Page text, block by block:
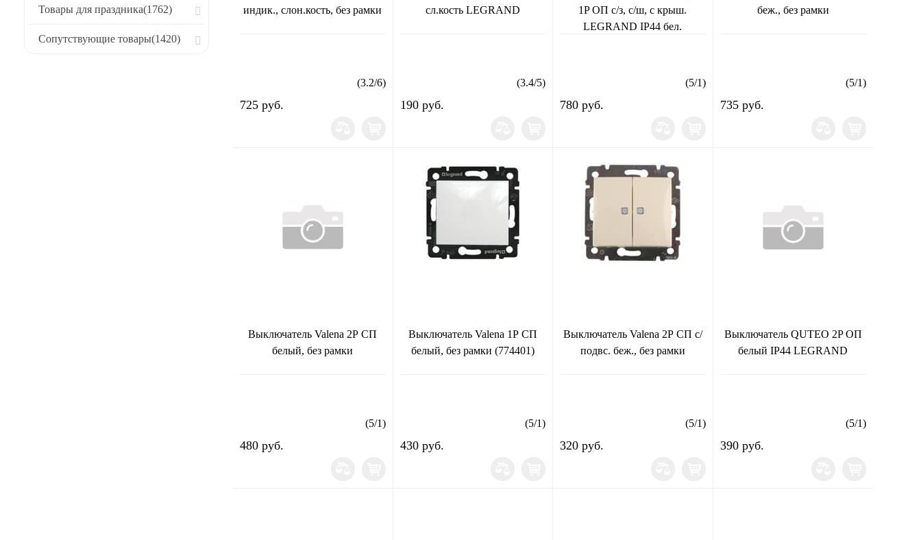
Товары для праздника(1762)
Сопутствующие товары(1420)
индик., слон.кость, без рамки
(3.2/6)
725 руб.
сл.кость LEGRAND
(3.4/5)
190 руб.
1P ОП с/з, с/ш, с крыш.
LEGRAND IP44 бел.
(5/1)
780 руб.
беж., без рамки
(5/1)
735 руб.
Выключатель Valena 2Р СП
белый, без рамки
(5/1)
480 руб.
Выключатель Valena 1Р СП
белый, без рамки (774401)
(5/1)
430 руб.
Выключатель Valena 2Р СП с/
подвс. беж., без рамки
(5/1)
320 руб.
Выключатель QUTEO 2P ОП
белый IP44 LEGRAND
(5/1)
390 руб.